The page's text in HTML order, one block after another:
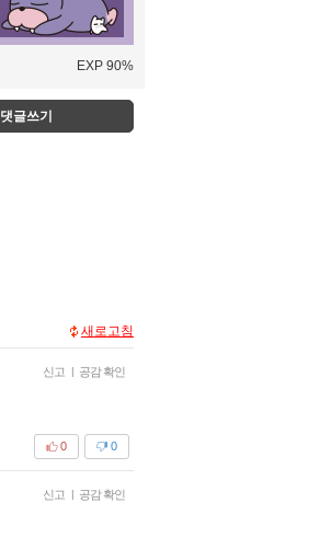
EXP 90%
댓글쓰기
새로고침
신고 | 공감 확인
0
0
신고 | 공감 확인